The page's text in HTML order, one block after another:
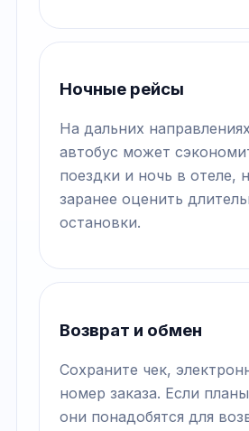
Ночные рейсы
На дальних
автобус может
поездки и ночь в отеле,
заранее оценить
остановки.
Возврат и обмен
Сохраните чек,
номер заказа. Если
они понадобятся для